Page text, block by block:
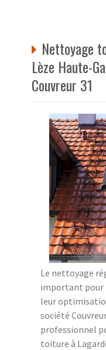
Nettoyage
Lèze Haute-
Couvreur 31
Le nettoyage
important pour
leur
société
professionnel
toiture à